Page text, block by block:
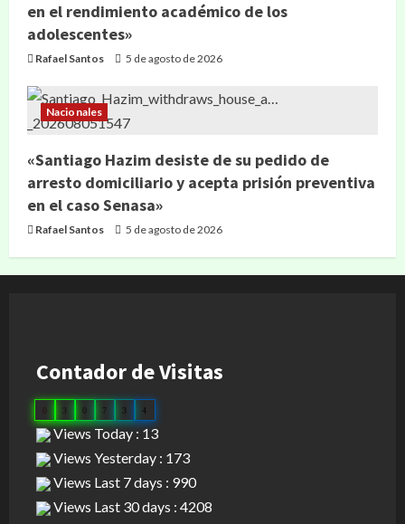
en el rendimiento académico de los
adolescentes»
Rafael Santos 5 de agosto de 2026
Nacionales
«Santiago Hazim desiste de su pedido de
arresto domiciliario y acepta prisión preventiva
en el caso Senasa»
Rafael Santos 5 de agosto de 2026
Contador de Visitas
0 7 3 4
Views Today : 13
Views Yesterday : 173
Views Last 7 days : 990
Views Last 30 days : 4208